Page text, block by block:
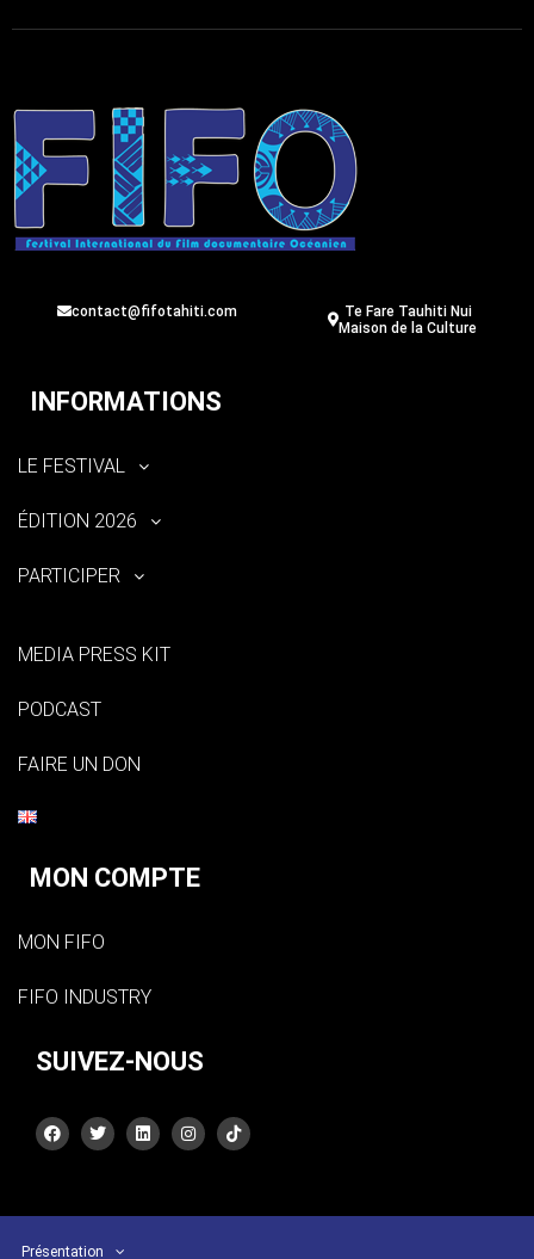
contact@fifotahiti.com
Te Fare Tauhiti Nui
Maison de la Culture
INFORMATIONS
LE FESTIVAL
ÉDITION 2026
PARTICIPER
MEDIA PRESS KIT
PODCAST
FAIRE UN DON
MON COMPTE
MON FIFO
FIFO INDUSTRY
SUIVEZ-NOUS
Présentation